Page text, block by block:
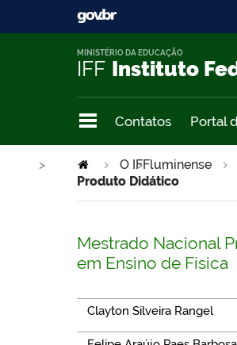
IFF Instituto
MINISTÉRIO DA EDUCAÇÃO
Contatos Portal
O IFFluminense
>
>
Produto Didático
Mestrado Nacional
em Ensino de Física
Clayton Silveira Rangel